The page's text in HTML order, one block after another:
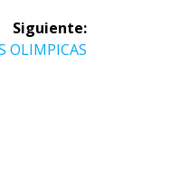
Siguiente:
OLIMPICAS